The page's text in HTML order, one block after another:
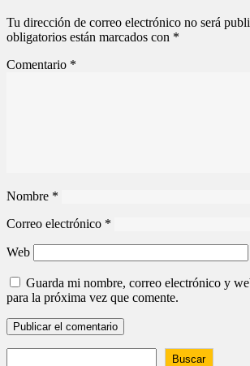
Tu dirección de correo electrónico no será
obligatorios están marcados con *
Comentario *
Nombre *
Correo electrónico *
Web
Guarda mi nombre, correo electrónico y
para la próxima vez que comente.
Buscar